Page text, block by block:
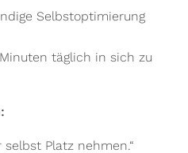
Selbstoptimierung
täglich in sich zu
Platz nehmen.“